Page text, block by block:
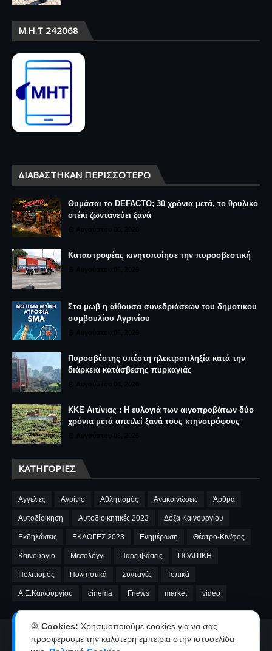
Μ.Η.Τ 242068
ΔΙΑΒΆΣΤΗΚΑΝ ΠΕΡΙΣΣΌΤΕΡΟ
Θυμάσαι το DEFACTO; 30 χρόνια μετά, το θρυλικό
στέκι ζωντανεύει ξανά
Καταστροφέας κινητοποίησε την πυροσβεστική
Στα μωβ η αίθουσα συνεδριάσεων του δημοτικού
συμβουλίου Αγρινίου
Πυροσβέστης υπέστη ηλεκτροπληξία κατά την
διάρκεια κατάσβεσης πυρκαγιάς
ΚΚΕ Αιτ/νιας : Η ευλογιά των αιγοπροβάτων δύο
χρόνια μετά απειλεί ξανά τους κτηνοτρόφους
ΚΑΤΗΓΟΡΊΕΣ
Αγγελίες Αγρίνιο Αθλητισμός Ανακοινώσεις Άρθρα
Αυτοδίοικηση Αυτοδιοικητικές 2023 Δόξα Καινουργίου
Εκδηλώσεις ΕΚΛΟΓΕΣ 2023 Ενημέρωση Θέατρο-Κιν/φος
Καινούργιο Μεσολόγγι Παρεμβάσεις ΠΟΛΙΤΙΚΗ
Πολιτισμός Πολιτιστικά Συνταγές Τοπικά
A.E.Καινουργίου cinema Fnews market video
Αρχική Ταυτότητα
Όροι χρήσης-Πολιτική απορρήτου
🍪 Cookies: Χρησιμοποιούμε cookies για να σας
προσφέρουμε την καλύτερη εμπειρία στην ιστοσελίδα